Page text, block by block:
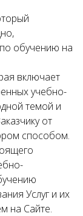
обучению на
включает
учебно-
темой и
от
способом.
Услуг и их
на Сайте.